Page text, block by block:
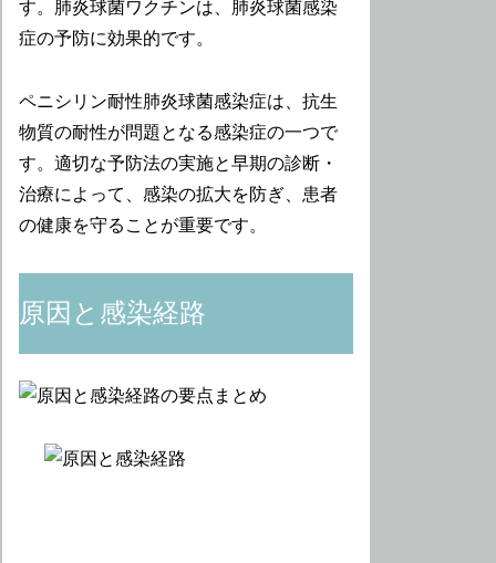
す。肺炎球菌ワクチンは、肺炎球菌感染
症の予防に効果的です。
ペニシリン耐性肺炎球菌感染症は、抗生
物質の耐性が問題となる感染症の一つで
す。適切な予防法の実施と早期の診断・
治療によって、感染の拡大を防ぎ、患者
の健康を守ることが重要です。
原因と感染経路